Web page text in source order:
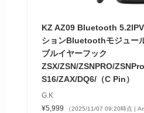
KZ AZ09 Bluetooth
ションBluetoothモジュー
ブルイヤーフック
ZSX/ZSN/ZSNPRO/
S16/ZAX/DQ6/（C Pin）
G.K
¥5,999
（2025/11/07 09:20時点 |